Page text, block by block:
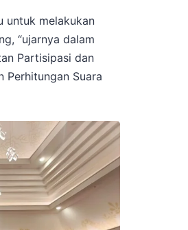
untuk melakukan
“ujarnya dalam
Partisipasi dan
Perhitungan Suara